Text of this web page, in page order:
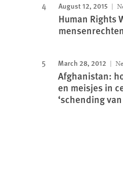
August 12, 2015
Human Rights
March 28, 2012
Afghanistan:
en meisjes in
‘schending